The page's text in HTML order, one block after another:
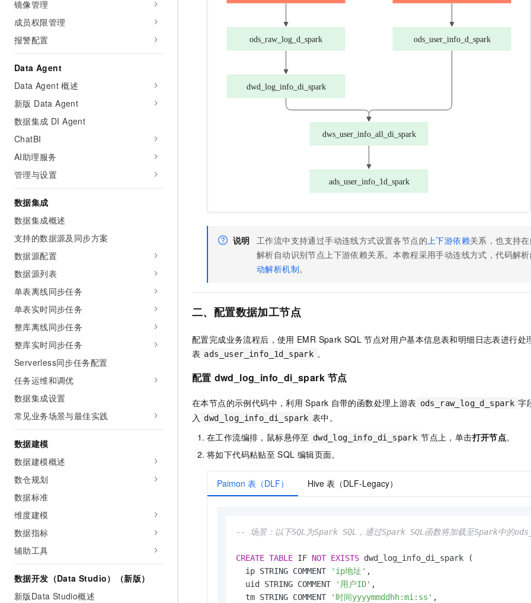
镜像管理
成员权限管理
报警配置
Data Agent
Data Agent 概述
新版 Data Agent
数据集成 DI Agent
ChatBI
AI助理服务
管理与设置
数据集成
数据集成概述
支持的数据源及同步方案
数据源配置
数据源列表
单表离线同步任务
单表实时同步任务
整库离线同步任务
整库实时同步任务
Serverless同步任务配置
任务运维和调优
数据集成设置
常见业务场景与最佳实践
数据建模
数据建模概述
数仓规划
数据标准
维度建模
数据指标
辅助工具
数据开发（Data Studio）（新版）
新版Data Studio概述
说明 工作流中支持通过手动连线方式设置各节点的上下游依赖关系，也支持
解析自动识别节点上下游依赖关系。本教程采用手动连线方式，代码解
动解析机制。
二、配置数据加工节点
配置完成业务流程后，使用 EMR Spark SQL 节点对用户基本信息表和明细日志表进行处
表 ads_user_info_1d_spark 。
配置 dwd_log_info_di_spark 节点
在本节点的示例代码中，利用 Spark 自带的函数处理上游表 ods_raw_log_d_spark 字
入 dwd_log_info_di_spark 表中。
在工作流编排，鼠标悬停至 dwd_log_info_di_spark 节点上，单击打开节点。
将如下代码粘贴至 SQL 编辑页面。
Paimon 表（DLF） Hive 表（DLF-Legacy）
-- 场景：以下SQL为Spark SQL，通过Spark SQL函数将加载至Spark中的
CREATE TABLE IF NOT EXISTS dwd_log_info_di_spark (
  ip STRING COMMENT
'ip地址' ,
  uid STRING COMMENT
'用户ID' ,
  tm STRING COMMENT
'时间yyyymmddhh:mi:ss' ,